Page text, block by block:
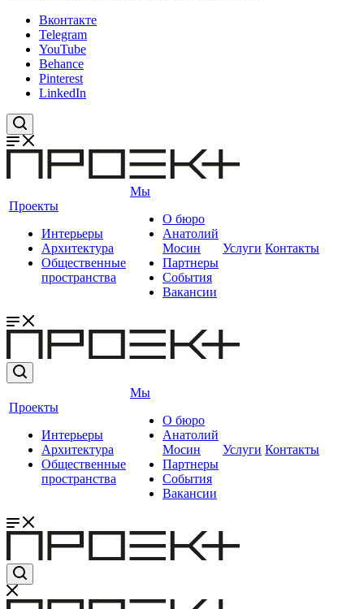
Вконтакте
Telegram
YouTube
Behance
Pinterest
LinkedIn
Проекты
Интерьеры
Архитектура
Общественные
пространства
Мы
О бюро
Анатолий
Мосин
Партнеры
События
Вакансии
Услуги Контакты
Проекты
Интерьеры
Архитектура
Общественные
пространства
Мы
О бюро
Анатолий
Мосин
Партнеры
События
Вакансии
Услуги Контакты